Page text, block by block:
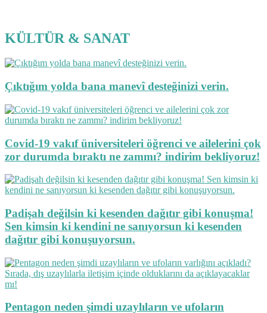
KÜLTÜR & SANAT
Çıktığım yolda bana manevî desteğinizi verin.
Covid-19 vakıf üniversiteleri öğrenci ve ailelerini çok
zor durumda bıraktı ne zammı? indirim bekliyoruz!
Padişah değilsin ki kesenden dağıtır gibi konuşma!
Sen kimsin ki kendini ne sanıyorsun ki kesenden
dağıtır gibi konuşuyorsun.
Pentagon neden şimdi uzaylıların ve ufoların